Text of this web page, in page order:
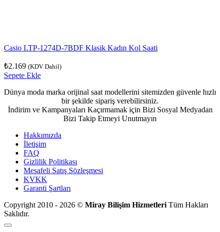
Casio LTP-1274D-7BDF Klasik Kadın Kol Saati
₺2.169 (KDV Dahil)
Sepete Ekle
Dünya moda marka orijinal saat modellerini sitemizden güvenle hızlı
bir şekilde sipariş verebilirsiniz.
İndirim ve Kampanyaları Kaçırmamak için Bizi Sosyal Medyadan
Bizi Takip Etmeyi Unutmayın
Hakkımızda
İletişim
FAQ
Gizlilik Politikası
Mesafeli Satış Sözleşmesi
KVKK
Garanti Şartları
Copyright 2010 - 2026 © Miray Bilişim Hizmetleri Tüm Hakları
Saklıdır.